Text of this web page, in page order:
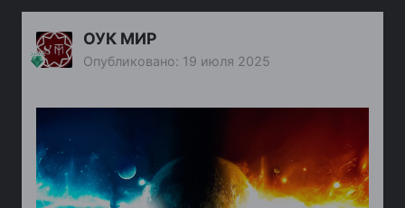
ОУК МИР
Опубликовано: 19 июля 2025